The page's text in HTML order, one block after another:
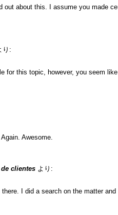
out about this. I assume you made
り:
for this topic, however, you seem
Awesome.
clientes より:
I did a search on the matter